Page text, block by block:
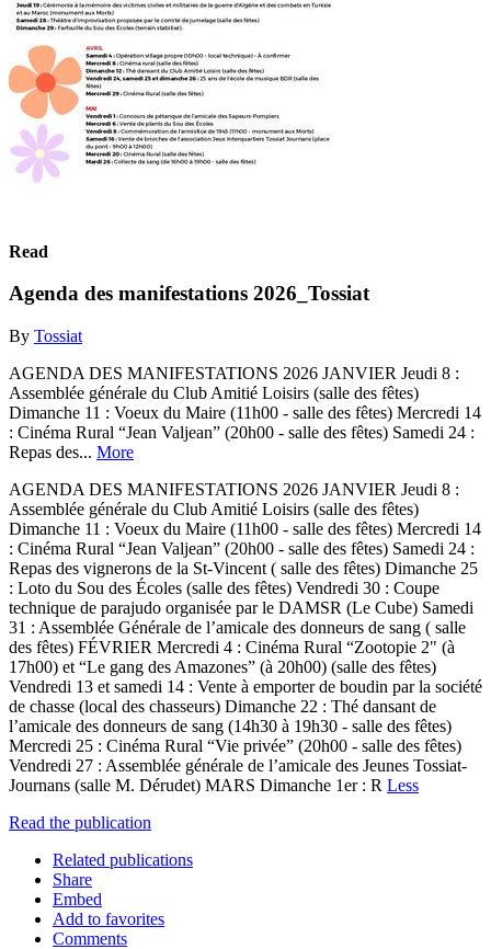
Read
Agenda des manifestations 2026_Tossiat
By Tossiat
AGENDA DES MANIFESTATIONS 2026 JANVIER Jeudi 8 :
Assemblée générale du Club Amitié Loisirs (salle des fêtes)
Dimanche 11 : Voeux du Maire (11h00 - salle des fêtes) Mercredi 14
: Cinéma Rural “Jean Valjean” (20h00 - salle des fêtes) Samedi 24 :
Repas des... More
AGENDA DES MANIFESTATIONS 2026 JANVIER Jeudi 8 :
Assemblée générale du Club Amitié Loisirs (salle des fêtes)
Dimanche 11 : Voeux du Maire (11h00 - salle des fêtes) Mercredi 14
: Cinéma Rural “Jean Valjean” (20h00 - salle des fêtes) Samedi 24 :
Repas des vignerons de la St-Vincent ( salle des fêtes) Dimanche 25
: Loto du Sou des Écoles (salle des fêtes) Vendredi 30 : Coupe
technique de parajudo organisée par le DAMSR (Le Cube) Samedi
31 : Assemblée Générale de l’amicale des donneurs de sang ( salle
des fêtes) FÉVRIER Mercredi 4 : Cinéma Rural “Zootopie 2" (à
17h00) et “Le gang des Amazones” (à 20h00) (salle des fêtes)
Vendredi 13 et samedi 14 : Vente à emporter de boudin par la société
de chasse (local des chasseurs) Dimanche 22 : Thé dansant de
l’amicale des donneurs de sang (14h30 à 19h30 - salle des fêtes)
Mercredi 25 : Cinéma Rural “Vie privée” (20h00 - salle des fêtes)
Vendredi 27 : Assemblée générale de l’amicale des Jeunes Tossiat-
Journans (salle M. Dérudet) MARS Dimanche 1er : R Less
Read the publication
Related publications
Share
Embed
Add to favorites
Comments